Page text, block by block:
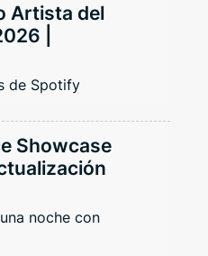
Artista del
|
de Spotify
Showcase
noche con